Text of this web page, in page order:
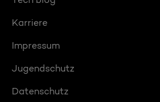
Karriere
Impressum
Jugendschutz
Datenschutz